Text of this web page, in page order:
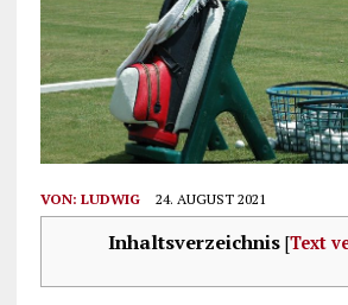
VON: LUDWIG 24. AUGUST 2021
Inhaltsverzeichnis [Text